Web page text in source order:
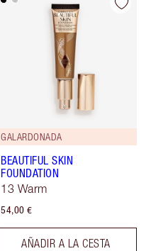
GALARDONADA
BEAUTIFUL SKIN
FOUNDATION
13 Warm
54,00 €
AÑADIR A LA CESTA